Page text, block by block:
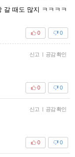
갈 때도 많지 ㅋㅋㅋㅋ
0
0
신고 | 공감 확인
0
0
신고 | 공감 확인
0
0